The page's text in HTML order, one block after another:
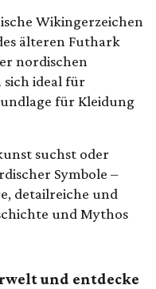
Wikingerzeichen
älteren Futhark
nordischen
sich ideal für
für Kleidung
suchst oder
Symbole –
detailreiche und
und Mythos
und entdecke